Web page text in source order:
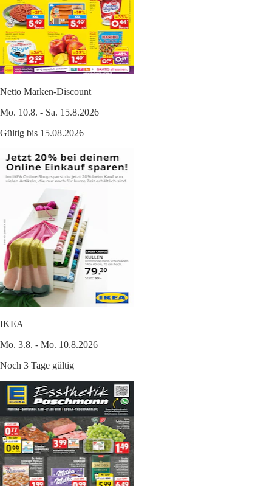
Netto Marken-Discount
Mo. 10.8. - Sa. 15.8.2026
Gültig bis 15.08.2026
IKEA
Mo. 3.8. - Mo. 10.8.2026
Noch 3 Tage gültig